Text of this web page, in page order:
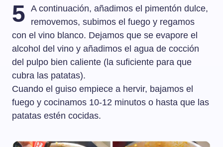
5
A continuación, añadimos el pimentón dulce,
removemos, subimos el fuego y regamos
con el vino blanco. Dejamos que se evapore el
alcohol del vino y añadimos el agua de cocción
del pulpo bien caliente (la suficiente para que
cubra las patatas).
Cuando el guiso empiece a hervir, bajamos el
fuego y cocinamos 10-12 minutos o hasta que las
patatas estén cocidas.